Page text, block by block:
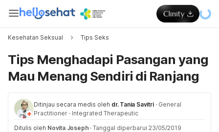
Kesehatan Seksual Tips Seks
Tips Menghadapi Pasangan yang
Mau Menang Sendiri di Ranjang
Ditinjau secara medis oleh dr. Tania Savitri · General
Practitioner · Integrated Therapeutic
Ditulis oleh Novita Joseph · Tanggal diperbarui 23/05/2019